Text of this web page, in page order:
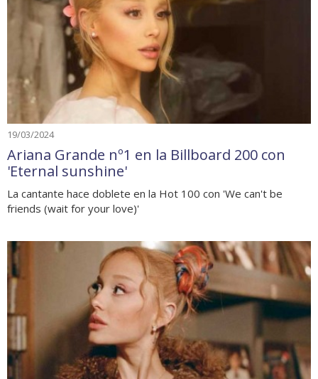
19/03/2024
Ariana Grande nº1 en la Billboard 200 con
'Eternal sunshine'
La cantante hace doblete en la Hot 100 con 'We can't be
friends (wait for your love)'